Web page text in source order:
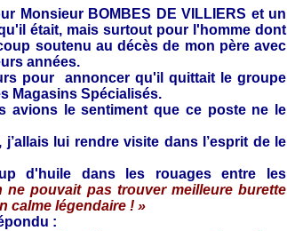
Monsieur BOMBES DE VILLIERS et un
était, mais surtout pour l'homme dont
soutenu au décès de mon père avec
années.
pour
annoncer qu'il quittait le groupe
Magasins Spécialisés.
avions le sentiment que ce poste ne le
lui rendre visite dans l’esprit de le
d'huile dans les rouages entre les
ne pouvait pas trouver meilleure burette
calme légendaire ! »
: